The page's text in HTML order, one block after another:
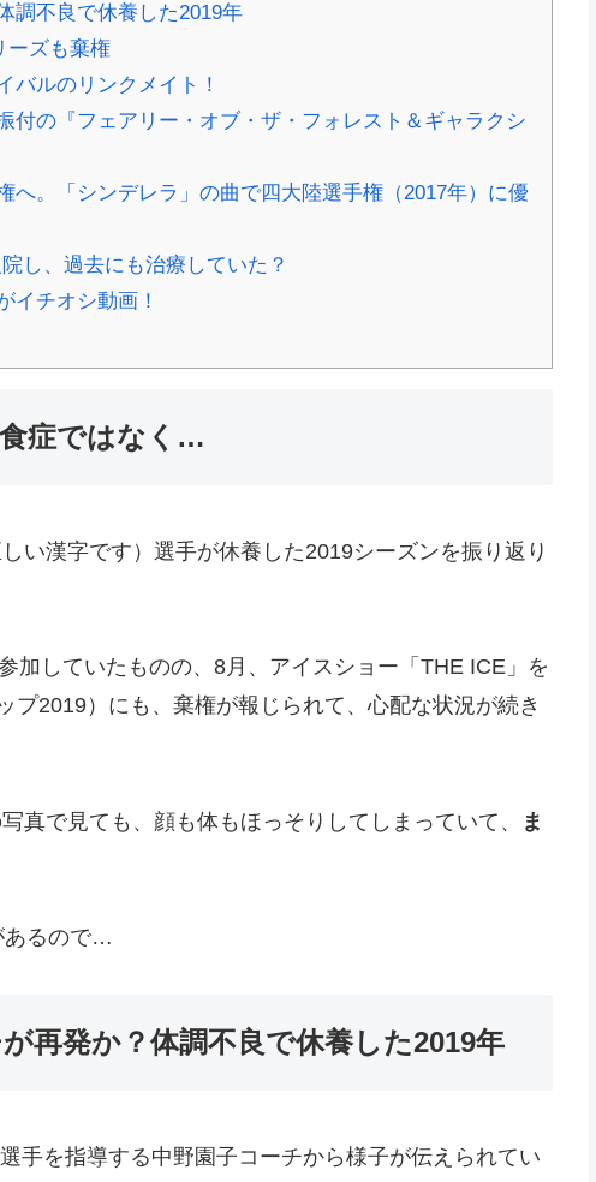
調不良で休養した2019年
ーズも棄権
バルのリンクメイト！
付の『フェアリー・オブ・ザ・フォレスト＆ギャラクシ
へ。「シンデレラ」の曲で四大陸選手権（2017年）に優
し、過去にも治療していた？
イチオシ動画！
症ではなく…
い漢字です）選手が休養した2019シーズンを振り返り
加していたものの、8月、アイスショー「THE ICE」を
プ2019）にも、棄権が報じられて、心配な状況が続き
真で見ても、顔も体もほっそりしてしまっていて、
ま
あるので…
再発か？体調不良で休養した2019年
手を指導する中野園子コーチから様子が伝えられてい